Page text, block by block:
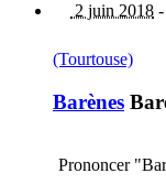
2 juin 2018 -
(Tourtouse)
Barènes
Prononcer